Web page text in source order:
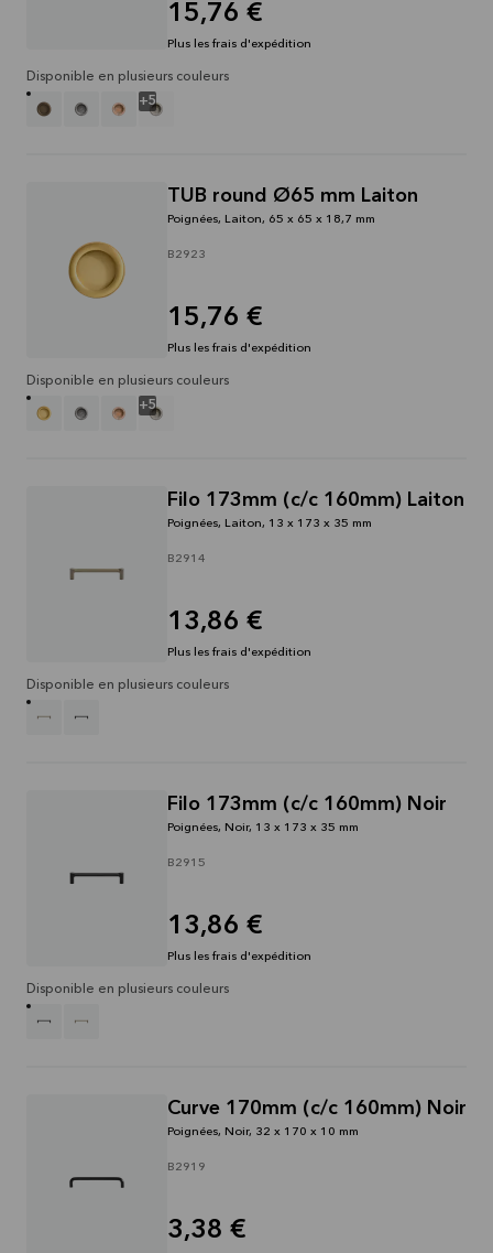
15,76 €
Plus les frais d'expédition
Disponible en plusieurs couleurs
+5
TUB round Ø65 mm Laiton
Poignées, Laiton, 65 x 65 x 18,7 mm
B2923
15,76 €
Plus les frais d'expédition
Disponible en plusieurs couleurs
+5
Filo 173mm (c/c 160mm) Laiton
Poignées, Laiton, 13 x 173 x 35 mm
B2914
13,86 €
Plus les frais d'expédition
Disponible en plusieurs couleurs
Filo 173mm (c/c 160mm) Noir
Poignées, Noir, 13 x 173 x 35 mm
B2915
13,86 €
Plus les frais d'expédition
Disponible en plusieurs couleurs
Curve 170mm (c/c 160mm) Noir
Poignées, Noir, 32 x 170 x 10 mm
B2919
3,38 €